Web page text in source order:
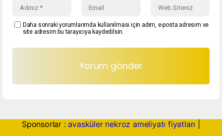
Daha sonraki yorumlarımda kullanılması için adım, e-posta adresim ve
site adresim bu tarayıcıya kaydedilsin.
Sponsorlar :avasküler nekroz ameliyatı fiyatları